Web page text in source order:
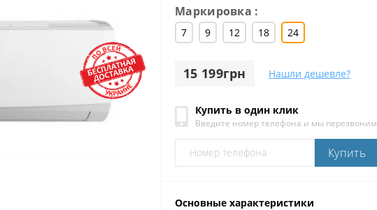
Маркировка :
7 9 12 18 24
15 199грн Нашли дешевле?
Купить в один клик
Введите номер телефона и мы перезвоним
Купить
Основные характеристики